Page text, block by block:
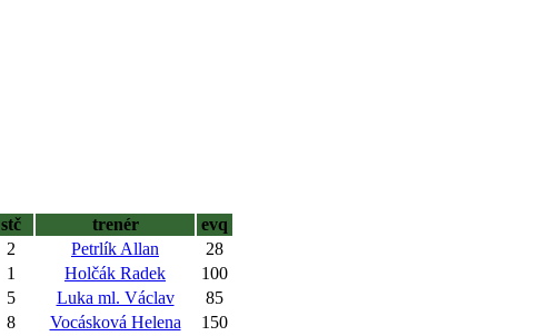
stč trenér
evq
2 Petrlík Allan
28
1 Holčák Radek
100
5 Luka ml. Václav
85
8 Vocásková Helena
150